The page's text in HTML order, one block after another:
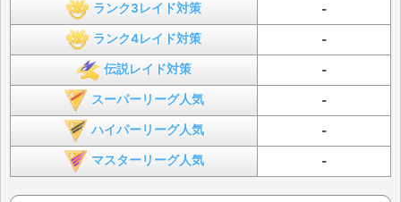
ランク3レイド対策 -
ランク4レイド対策 -
伝説レイド対策 -
スーパーリーグ人気 -
ハイパーリーグ人気 -
マスターリーグ人気 -